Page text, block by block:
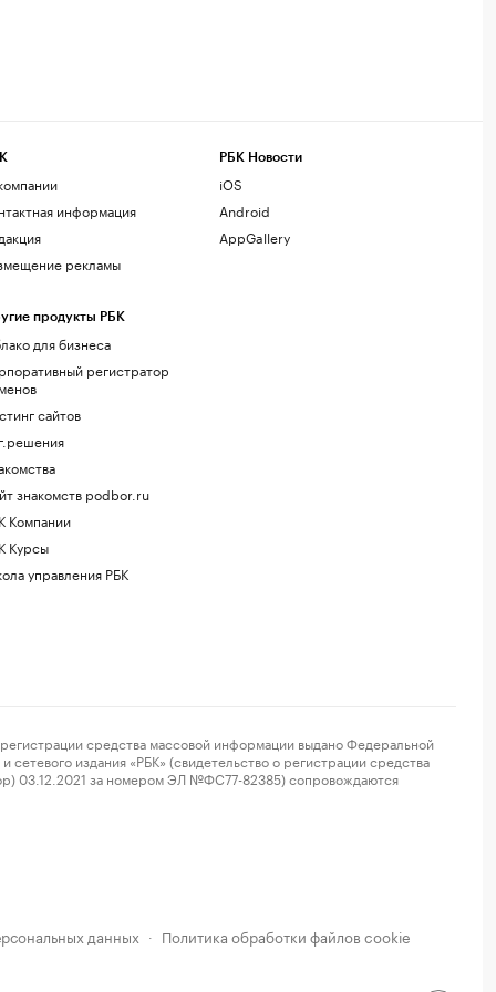
информация
рекламы
продукты РБК
для бизнеса
регистратор
сайтов
знакомств podbor.ru
Компании
Курсы
управления РБК
РБК Новости
iOS
Android
AppGallery
средства массовой информации выдано Федеральной
издания «РБК» (свидетельство о регистрации средства
03.12.2021 за номером ЭЛ №ФС77-82385) сопровождаются
данных · Политика обработки файлов cookie